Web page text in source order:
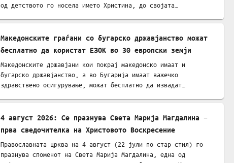
од детството го носела името Христина, до својата…
Mакедонските граѓани со бугарско државјанство можат
бесплатно да користат ЕЗОК во 30 европски земји
Македонските државјани кои покрај македонско имаат и
бугарско државјанство, а во Бугарија имаат важечко
здравствено осигурување, можат бесплатно да извадат
4 август 2026: Се празнува Света Марија Магдалина –
прва сведочителка на Христовото Воскресение
Православната црква на 4 август (22 јули по стар стил) го
празнува споменот на Света Марија Магдалина, една од